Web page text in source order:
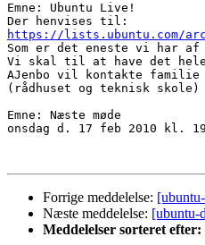
Emne: Ubuntu Live!
https://lists.ubuntu.com/
Som er det eneste vi har
Vi skal til at have det
AJenbo vil kontakte
(rådhuset og teknisk skole)
Emne: Næste møde
onsdag d. 17 feb 2010 kl.
Forrige meddelelse:
Næste meddelelse: [ubuntu-
Meddelelser sorteret efter: